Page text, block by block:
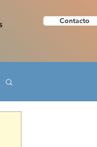
Contacto